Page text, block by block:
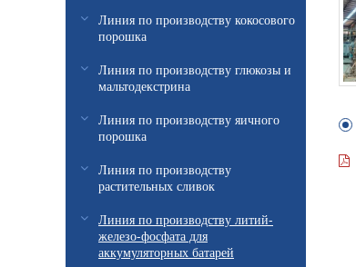
Линия по производству кокосового
порошка
Линия по производству глюкозы и
мальтодекстрина
Линия по производству яичного
порошка
Линия по производству
растительных сливок
Линия по производству литий-
железо-фосфата для
аккумуляторных батарей